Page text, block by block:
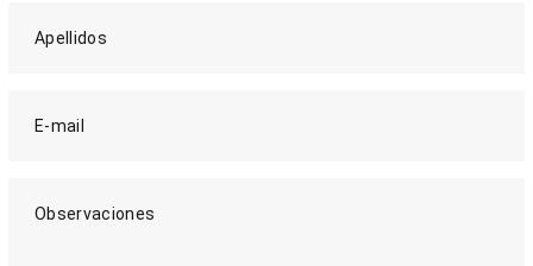
Apellidos
E-mail
Observaciones